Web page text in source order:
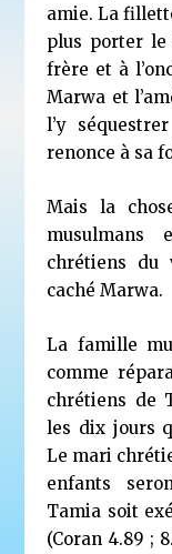
amie. La
plus porter le
frère et à
Marwa et
l’y
renonce à sa
Mais la
musulmans
chrétiens du
caché Marwa.
La famille
comme
chrétiens de
les dix jours
Le mari
enfants
Tamia soit
(Coran 4.89 ;